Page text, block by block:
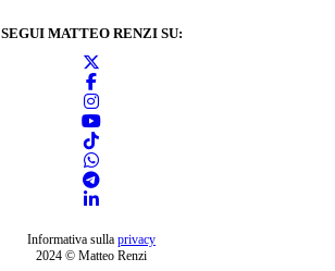
SEGUI MATTEO RENZI SU:
Informativa sulla privacy
2024 © Matteo Renzi